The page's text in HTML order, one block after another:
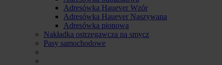
Adresówka Hauever Wzór
Adresówka Hauever Naszywana
Adresówka pionowa
Nakładka ostrzegawcza na smycz
Pasy samochodowe